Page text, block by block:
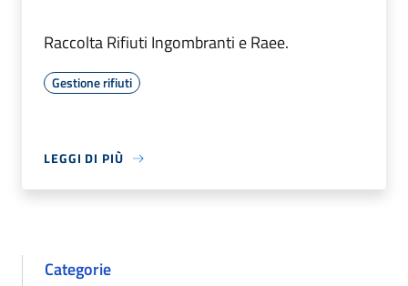
Raccolta Rifiuti Ingombranti e Raee.
Gestione rifiuti
LEGGI DI PIÙ
Categorie